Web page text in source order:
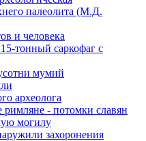
палеолита (М.Д.
и человека
тонный саркофаг с
мумий
археолога
- потомки славян
могилу
захоронения